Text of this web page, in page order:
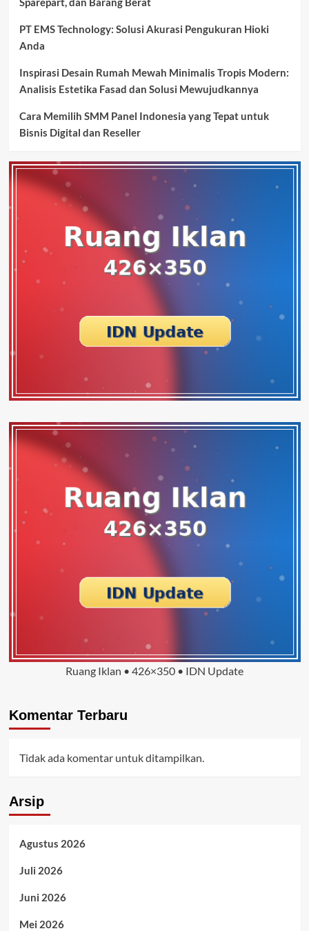
PT EMS Technology: Solusi Akurasi Pengukuran Hioki
Anda
Inspirasi Desain Rumah Mewah Minimalis Tropis Modern:
Analisis Estetika Fasad dan Solusi Mewujudkannya
Cara Memilih SMM Panel Indonesia yang Tepat untuk
Bisnis Digital dan Reseller
Ruang Iklan • 426×350 • IDN Update
Komentar Terbaru
Tidak ada komentar untuk ditampilkan.
Arsip
Agustus 2026
Juli 2026
Juni 2026
Mei 2026